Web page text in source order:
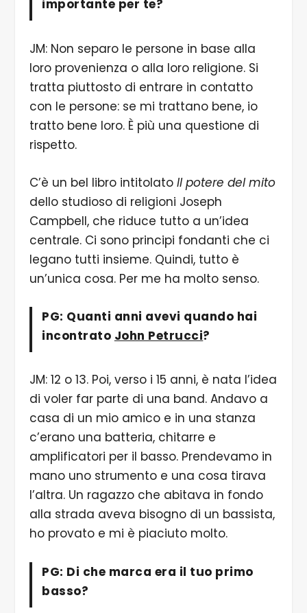
importante per te?
JM: Non separo le persone in base alla
loro provenienza o alla loro religione. Si
tratta piuttosto di entrare in contatto
con le persone: se mi trattano bene, io
tratto bene loro. È più una questione di
rispetto.
C’è un bel libro intitolato Il potere del mito
dello studioso di religioni Joseph
Campbell, che riduce tutto a un’idea
centrale. Ci sono principi fondanti che ci
legano tutti insieme. Quindi, tutto è
un’unica cosa. Per me ha molto senso.
PG: Quanti anni avevi quando hai
incontrato John Petrucci?
JM: 12 o 13. Poi, verso i 15 anni, è nata l’idea
di voler far parte di una band. Andavo a
casa di un mio amico e in una stanza
c’erano una batteria, chitarre e
amplificatori per il basso. Prendevamo in
mano uno strumento e una cosa tirava
l’altra. Un ragazzo che abitava in fondo
alla strada aveva bisogno di un bassista,
ho provato e mi è piaciuto molto.
PG: Di che marca era il tuo primo
basso?